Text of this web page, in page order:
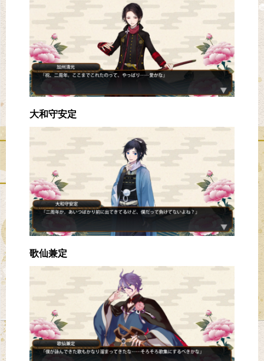
大和守安定
歌仙兼定